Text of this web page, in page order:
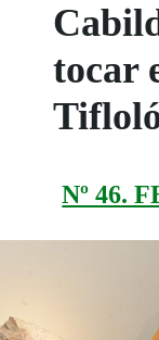
tocar
Nº 46.